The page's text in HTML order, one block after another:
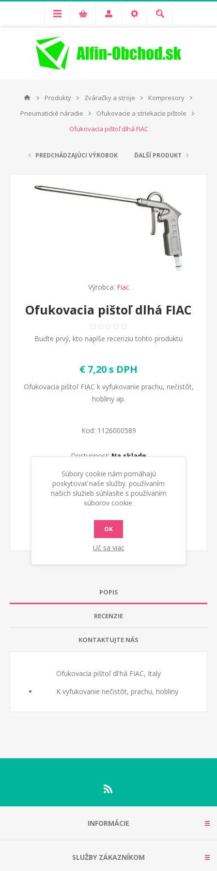
Produkty Zváračky a stroje
Kompresory
Pneumatické náradie
Ofukovacie a striekacie pištole
Ofukovacia pištoľ dlhá FIAC
PREDCHÁDZAJÚCI VÝROBOK ĎALŠÍ PRODUKT
Výrobca: Fiac
Ofukovacia pištoľ dlhá FIAC
Buďte prvý, kto napíše recenziu tohto produktu
€ 7,20 s DPH
Ofukovacia pištoľ FIAC k vyfukovanie prachu, nečistôt,
hobliny ap.
Kod: 1126000589
Dostupnosť: Na sklade
PRIDAŤ DO KOŠÍKA
POPIS
RECENZIE
KONTAKTUJTE NÁS
Ofukovacia pištoľ dl'há FIAC, Italy
K vyfukovanie nečistôt, prachu, hobliny
INFORMÁCIE
SLUŽBY ZÁKAZNÍKOM
Súbory cookie nám pomáhajú
poskytovať naše služby. používaním
našich služieb súhlasíte s používaním
súborov cookie.
OK
Uč sa viac